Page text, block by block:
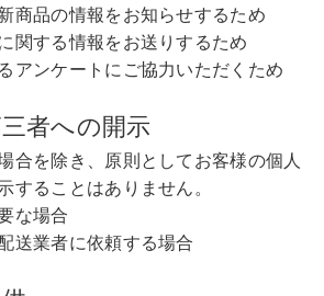
商品の情報をお知らせするため
関する情報をお送りするため
アンケートにご協力いただくため
者への開示
合を除き、原則としてお客様の個人
することはありません。
な場合
送業者に依頼する場合